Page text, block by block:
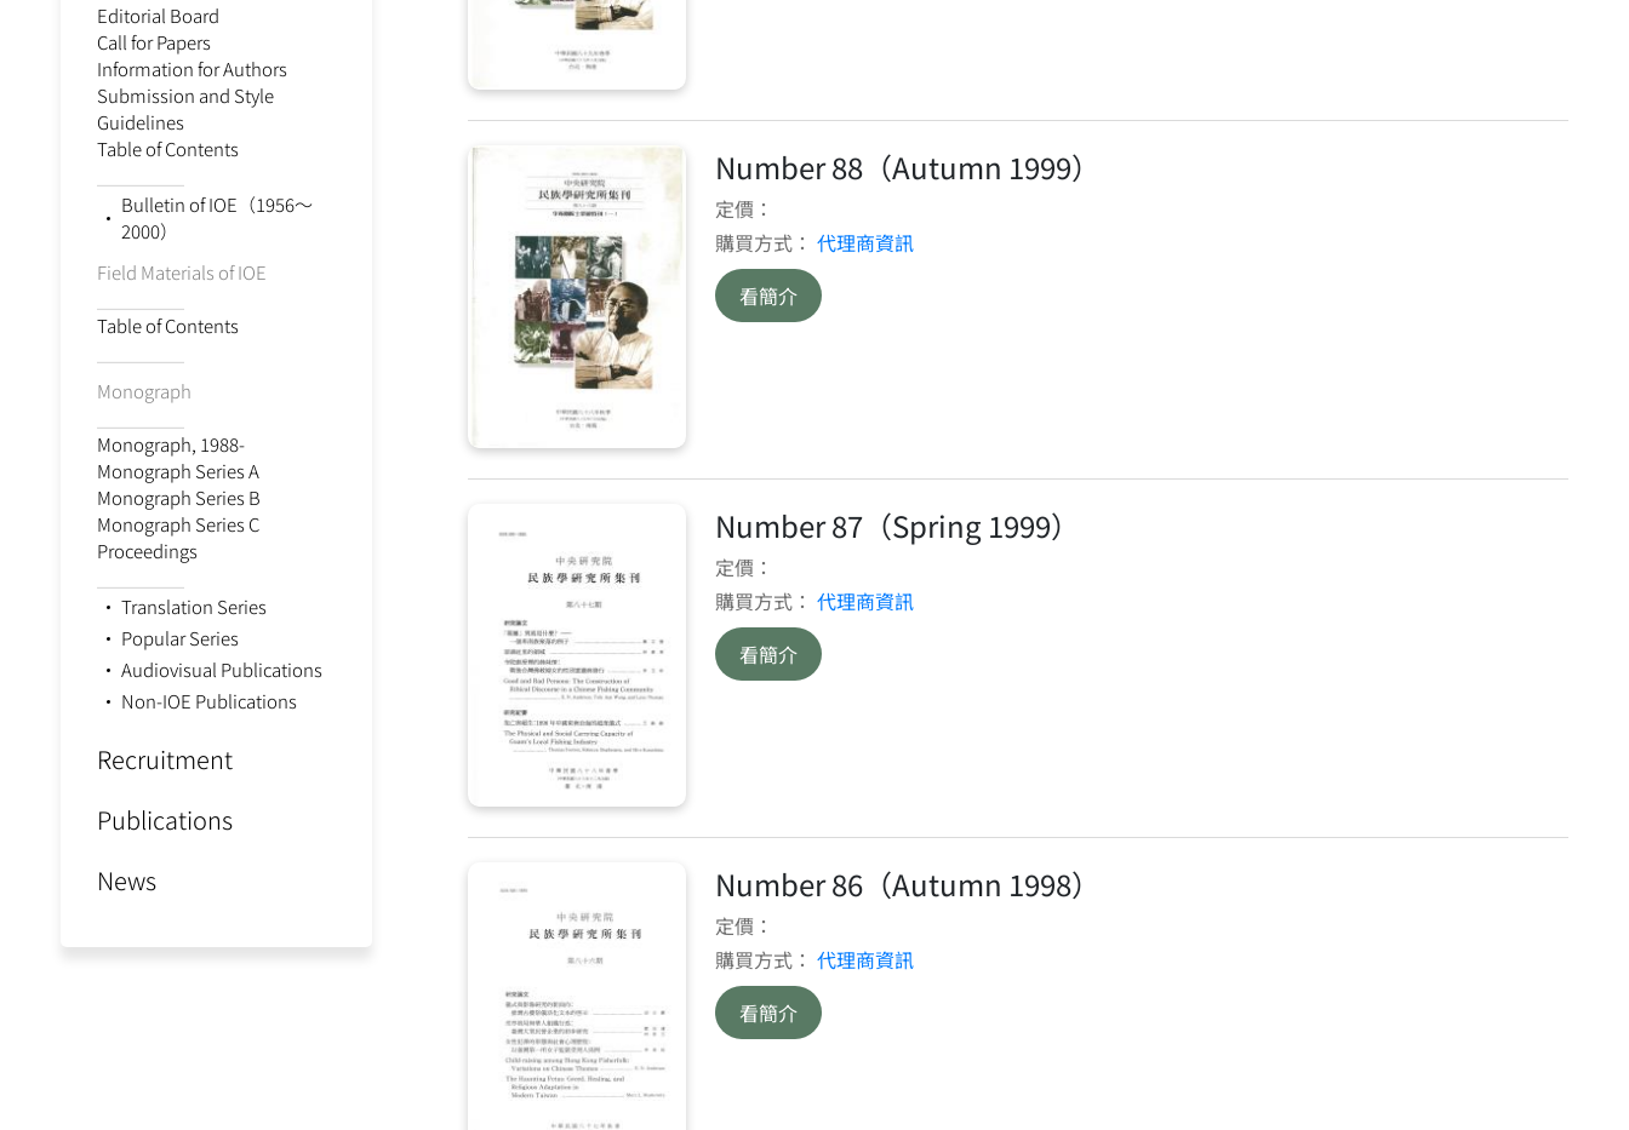
Editorial Board
Call for Papers
Information for Authors
Submission and Style
Guidelines
Table of Contents
Bulletin of IOE（1956～
2000）
Field Materials of IOE
Table of Contents
Monograph
Monograph, 1988-
Monograph Series A
Monograph Series B
Monograph Series C
Proceedings
Translation Series
Popular Series
Audiovisual Publications
Non-IOE Publications
Recruitment
Publications
News
Number 88（Autumn 1999）
定價：
購買方式： 代理商資訊
看簡介
Number 87（Spring 1999）
定價：
購買方式： 代理商資訊
看簡介
Number 86（Autumn 1998）
定價：
購買方式： 代理商資訊
看簡介